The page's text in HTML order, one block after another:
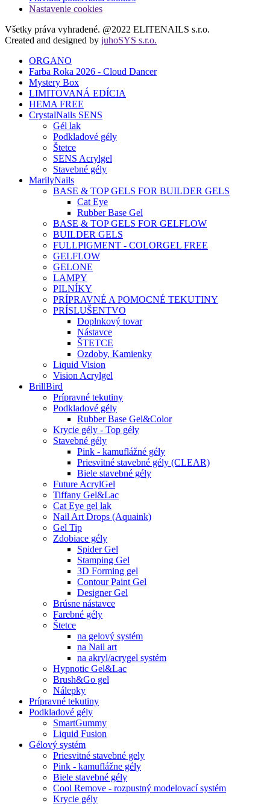
Nastavenie cookies
Všetky práva vyhradené. @2022 ELITENAILS s.r.o.
Created and designed by juhoSYS s.r.o.
ORGANO
Farba Roka 2026 - Cloud Dancer
Mystery Box
LIMITOVANÁ EDÍCIA
HEMA FREE
CrystalNails SENS
Gél lak
Podkladové gély
Štetce
SENS Acrylgel
Stavebné gély
MarilyNails
BASE & TOP GELS FOR BUILDER GELS
Cat Eye
Rubber Base Gel
BASE & TOP GELS FOR GELFLOW
BUILDER GELS
FULLPIGMENT - COLORGEL FREE
GELFLOW
GELONE
LAMPY
PILNÍKY
PRÍPRAVNÉ A POMOCNÉ TEKUTINY
PRÍSLUŠENTVO
Doplnkový tovar
Nástavce
ŠTETCE
Ozdoby, Kamienky
Liquid Vision
Vision Acrylgel
BrillBird
Prípravné tekutiny
Podkladové gély
Rubber Base Gel&Color
Krycie gély - Top gély
Stavebné gély
Pink - kamuflážné gély
Priesvitné stavebné gély (CLEAR)
Biele stavebné gély
Future AcrylGel
Tiffany Gel&Lac
Cat Eye gel lak
Nail Art Drops (Aquaink)
Gel Tip
Zdobiace gély
Spider Gel
Stamping Gel
3D Forming gel
Contour Paint Gel
Designer Gel
Brúsne nástavce
Farebné gély
Štetce
na gelový systém
na Nail art
na akryl/acrygel systém
Hypnotic Gel&Lac
Brush&Go gel
Nálepky
Prípravné tekutiny
Podkladové gély
SmartGummy
Liquid Fusion
Gélový systém
Priesvitné stavebné gely
Pink - kamuflážne gély
Biele stavebné gély
Cool Remove - rozpustný modelovací systém
Krycie gély